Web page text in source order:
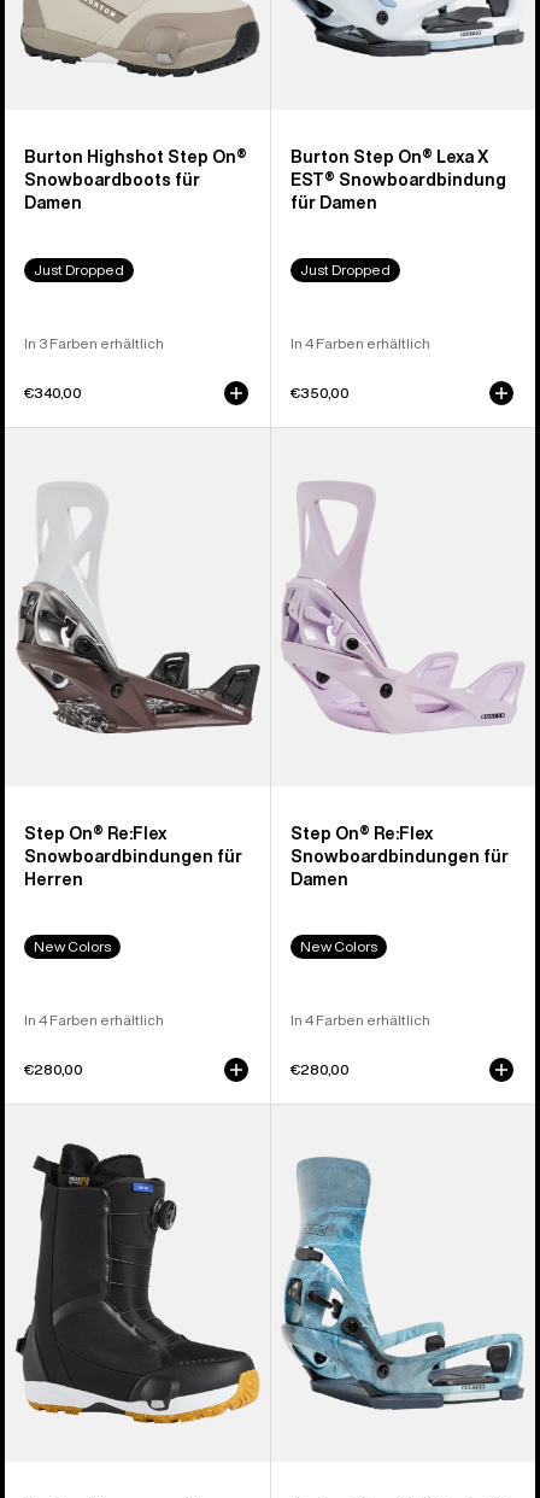
Burton Highshot Step On®
Snowboardboots für
Damen
Just Dropped
In 3 Farben erhältlich
€340,00
Burton Step On® Lexa X
EST® Snowboardbindung
für Damen
Just Dropped
In 4 Farben erhältlich
€350,00
Re:Flex
Snowboardbindung
für
Herren
Step On® Re:Flex
Snowboardbindungen für
Herren
New Colors
In 4 Farben erhältlich
€280,00
On®Re:Flex
Snowboardbindung
Damen
Step On® Re:Flex
Snowboardbindungen für
Damen
New Colors
In 4 Farben erhältlich
€280,00
Waverange
Step
On®
Snowboardboots
Herren
Cartel
EST®
Snowboardbindung
für
Herren